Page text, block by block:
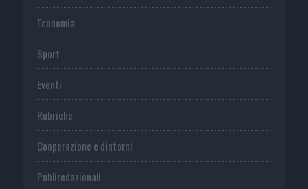
Economia
Sport
Eventi
Rubriche
Cooperazione e dintorni
Publiredazionali